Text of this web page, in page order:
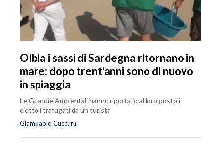
Olbia i sassi di Sardegna ritornano in
mare: dopo trent'anni sono di nuovo
in spiaggia
Le Guardie Ambientali hanno riportato al loro posto i
ciottoli trafugati da un turista
Giampaolo Cuccuru